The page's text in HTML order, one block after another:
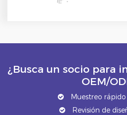
¿Busca un socio para
OEM/
Muestreo rápido
Revisión de